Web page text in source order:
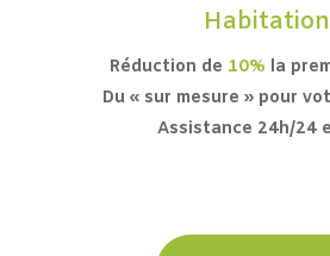
Habitation
Réduction de 10% la
Du « sur mesure » pour
Assistance 24h/24